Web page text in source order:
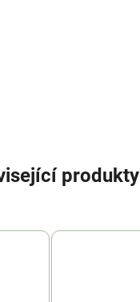
produkty